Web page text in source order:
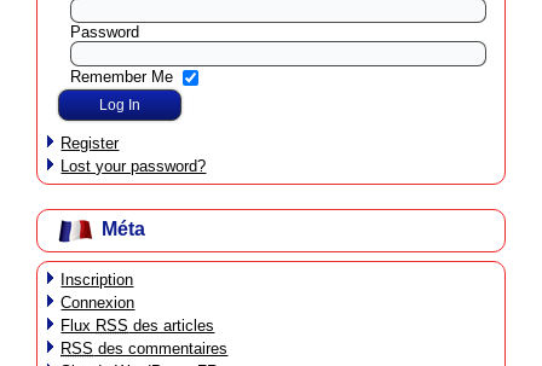
Password
Remember Me
Register
Lost your password?
Méta
Inscription
Connexion
Flux RSS des articles
RSS des commentaires